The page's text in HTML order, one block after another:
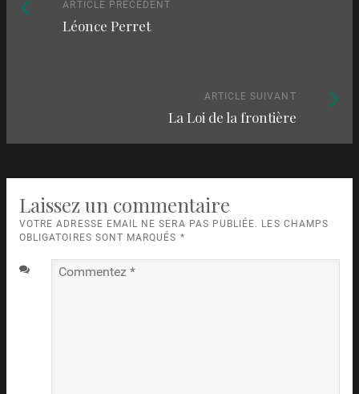
parmi
ARTICLE PRÉCÉDENT
Léonce Perret
ARTICLE SUIVANT
La Loi de la frontière
Article
Laissez un commentaire
VOTRE ADRESSE EMAIL NE SERA PAS PUBLIÉE. LES CHAMPS
OBLIGATOIRES SONT MARQUÉS *
Commentez